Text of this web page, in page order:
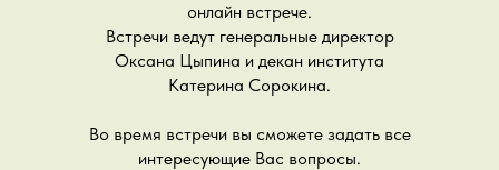
онлайн встрече.
Встречи ведут генеральные директор
Оксана Цыпина и декан института
Катерина Сорокина.
Во время встречи вы сможете задать все
интересующие Вас вопросы.